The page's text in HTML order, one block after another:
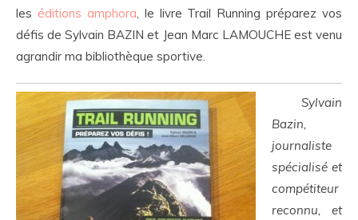
les éditions amphora, le livre Trail Running préparez vos
défis de Sylvain BAZIN et Jean Marc LAMOUCHE est venu
agrandir ma bibliothèque sportive.
Sylvain
Bazin,
journaliste
spécialisé et
compétiteur
reconnu, et